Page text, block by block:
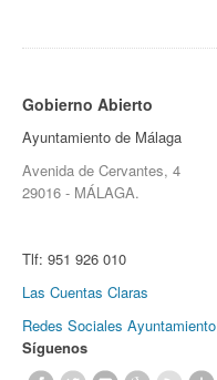
Gobierno Abierto
Ayuntamiento de Málaga
Avenida de Cervantes, 4
29016 - MÁLAGA.
Tlf: 951 926 010
Las Cuentas Claras
Redes Sociales Ayuntamiento
Síguenos